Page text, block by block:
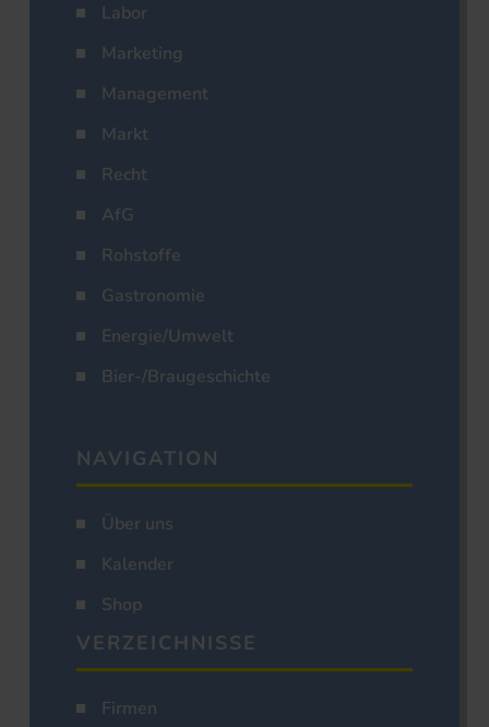
Labor
Marketing
Management
Markt
Recht
AfG
Rohstoffe
Gastronomie
Energie/Umwelt
Bier-/Braugeschichte
NAVIGATION
Über uns
Kalender
Shop
VERZEICHNISSE
Firmen